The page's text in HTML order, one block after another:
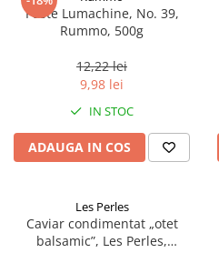
Paste Lumachine, No. 39,
Rummo, 500g
12,22 lei
9,98 lei
IN STOC
ADAUGA IN COS
Les Perles
Caviar condimentat „otet
balsamic”, Les Perles,